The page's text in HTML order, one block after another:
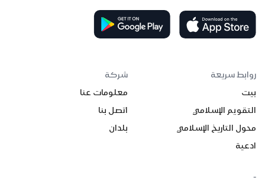
روابط سريعة
بيت
التقويم الإسلامي
محول التاريخ الإسلامي
ادعية
شركة
معلومات عنا
اتصل بنا
بلدان